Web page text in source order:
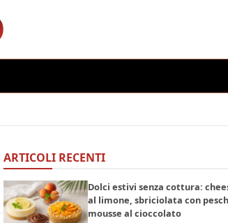
ARTICOLI RECENTI
Dolci estivi senza cottura:
al limone, sbriciolata con
mousse al cioccolato